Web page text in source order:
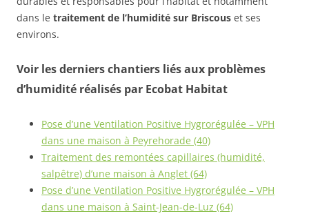
dans le traitement de l’humidité sur Briscous et ses
environs.
Voir les derniers chantiers liés aux problèmes
d’humidité réalisés par Ecobat Habitat
Pose d’une Ventilation Positive Hygrorégulée – VPH
dans une maison à Peyrehorade (40)
Traitement des remontées capillaires (humidité,
salpêtre) d’une maison à Anglet (64)
Pose d’une Ventilation Positive Hygrorégulée – VPH
dans une maison à Saint-Jean-de-Luz (64)